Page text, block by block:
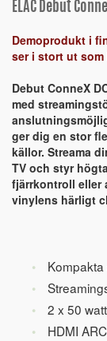
ELAC Debut
Demoprodukt i
ser i stort ut
Debut ConneX
med
ger dig en stor
källor. Streama
TV och styr
fjärrkontroll eller
vinylens härligt
2 x 50
HDMI